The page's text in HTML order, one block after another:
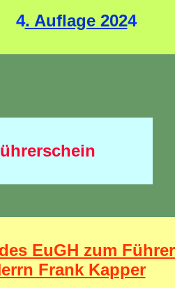
4. Auflage 2024
EuGH zum
Frank Kapper